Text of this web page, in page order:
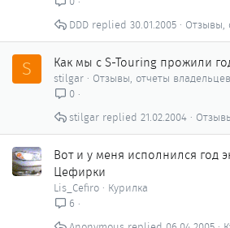
Отзывы,
30.01.2005
DDD
S Как мы с S-Touring прожили
stilgar
Отзывы, отчеты владельцев
0
21.02.2004
stilgar
Вот и у меня исполнился год
Цефирки
Lis_Cefiro
Курилка
6